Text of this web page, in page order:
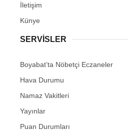
İletişim
Künye
SERVISLER
Boyabat’ta Nöbetçi Eczaneler
Hava Durumu
Namaz Vakitleri
Yayınlar
Puan Durumları